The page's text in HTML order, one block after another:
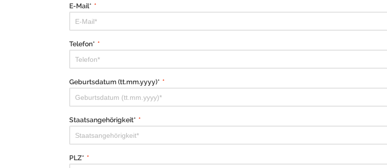
E-Mail* *
Telefon* *
Geburtsdatum (tt.mm.yyyy)* *
Staatsangehörigkeit* *
PLZ* *